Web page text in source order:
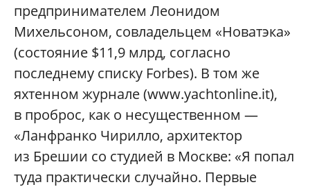
предпринимателем Леонидом
Михельсоном, совладельцем «Новатэка»
(состояние $11,9 млрд, согласно
последнему списку Forbes). В том же
яхтенном журнале (www.yachtonline.it),
в проброс, как о несущественном —
«Ланфранко Чирилло, архитектор
из Брешии со студией в Москве: «Я попал
туда практически случайно. Первые